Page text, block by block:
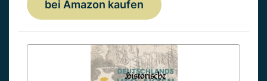
bei Amazon kaufen